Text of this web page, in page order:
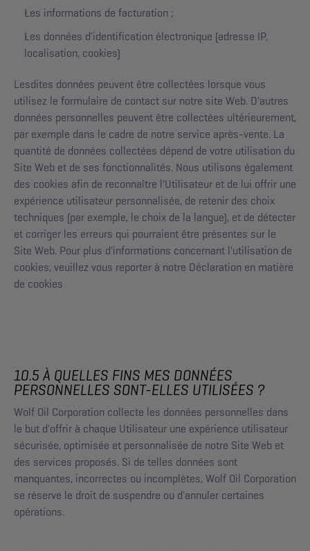
Les informations de facturation ;
Les données d'identification électronique (adresse IP,
localisation, cookies)
Lesdites données peuvent être collectées lorsque vous
utilisez le formulaire de contact sur notre site Web. D'autres
données personnelles peuvent être collectées ultérieurement,
par exemple dans le cadre de notre service après-vente. La
quantité de données collectées dépend de votre utilisation du
Site Web et de ses fonctionnalités. Nous utilisons également
des cookies afin de reconnaître l'Utilisateur et de lui offrir une
expérience utilisateur personnalisée, de retenir des choix
techniques (par exemple, le choix de la langue), et de détecter
et corriger les erreurs qui pourraient être présentes sur le
Site Web. Pour plus d'informations concernant l'utilisation de
cookies, veuillez vous reporter à notre Déclaration en matière
de cookies
10.5 À QUELLES FINS MES DONNÉES
PERSONNELLES SONT-ELLES UTILISÉES ?
Wolf Oil Corporation collecte les données personnelles dans
le but d'offrir à chaque Utilisateur une expérience utilisateur
sécurisée, optimisée et personnalisée de notre Site Web et
des services proposés. Si de telles données sont
manquantes, incorrectes ou incomplètes, Wolf Oil Corporation
se réserve le droit de suspendre ou d'annuler certaines
opérations.